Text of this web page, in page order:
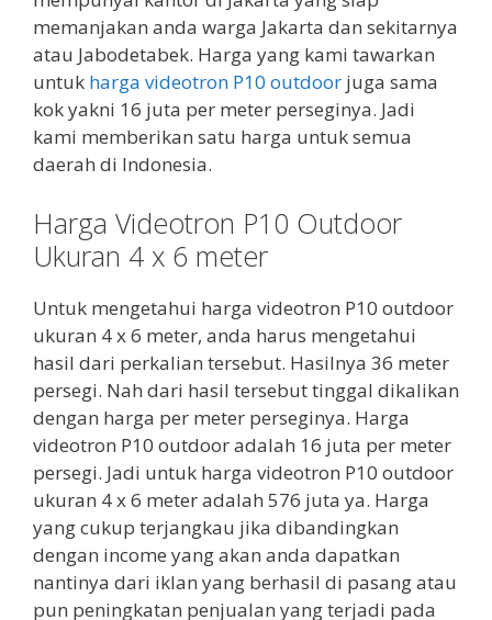
memanjakan anda warga Jakarta dan sekitarnya
atau Jabodetabek. Harga yang kami tawarkan
untuk harga videotron P10 outdoor juga sama
kok yakni 16 juta per meter perseginya. Jadi
kami memberikan satu harga untuk semua
daerah di Indonesia.
Harga Videotron P10 Outdoor
Ukuran 4 x 6 meter
Untuk mengetahui harga videotron P10 outdoor
ukuran 4 x 6 meter, anda harus mengetahui
hasil dari perkalian tersebut. Hasilnya 36 meter
persegi. Nah dari hasil tersebut tinggal dikalikan
dengan harga per meter perseginya. Harga
videotron P10 outdoor adalah 16 juta per meter
persegi. Jadi untuk harga videotron P10 outdoor
ukuran 4 x 6 meter adalah 576 juta ya. Harga
yang cukup terjangkau jika dibandingkan
dengan income yang akan anda dapatkan
nantinya dari iklan yang berhasil di pasang atau
pun peningkatan penjualan yang terjadi pada